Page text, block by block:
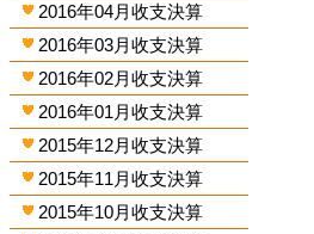
2016年04月收支決算
2016年03月收支決算
2016年02月收支決算
2016年01月收支決算
2015年12月收支決算
2015年11月收支決算
2015年10月收支決算